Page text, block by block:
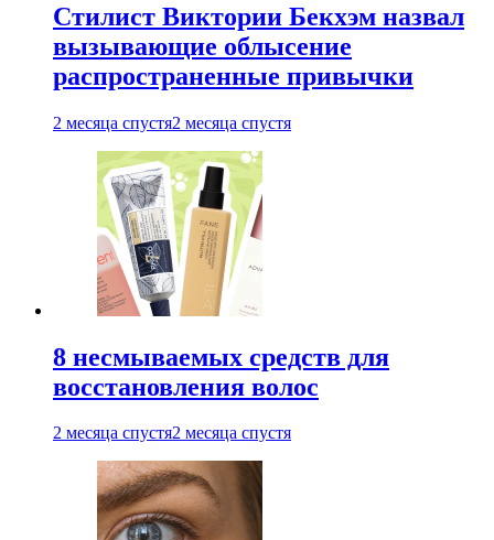
Стилист Виктории Бекхэм назвал
вызывающие облысение
распространенные привычки
2 месяца спустя2 месяца спустя
8 несмываемых средств для
восстановления волос
2 месяца спустя2 месяца спустя